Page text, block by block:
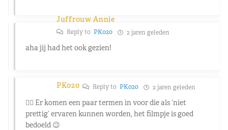
Juffrouw Annie
Reply to PK020 2 jaren geleden
aha jij had het ook gezien!
PK020 Reply to PK020 2 jaren geleden
👉🏼 Er komen een paar termen in voor die als ‘niet
prettig’ ervaren kunnen worden, het filmpje is goed
bedoeld 😉